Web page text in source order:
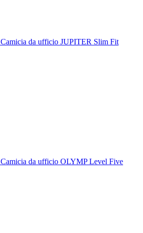
Camicia da ufficio JUPITER Slim Fit
Camicia da ufficio OLYMP Level Five